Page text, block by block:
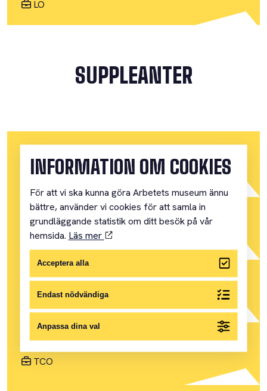
LO
SUPPLEANTER
Sensus
KARIN AASEBY
Staten
LUDWIG FUNGMARK
LO
ANDREAS BECKERT
TCO
INFORMATION OM COOKIES
För att vi ska kunna göra Arbetets museum ännu
bättre, använder vi cookies för att samla in
grundläggande statistik om ditt besök på vår
hemsida. Läs mer
Acceptera alla
Endast nödvändiga
Anpassa dina val